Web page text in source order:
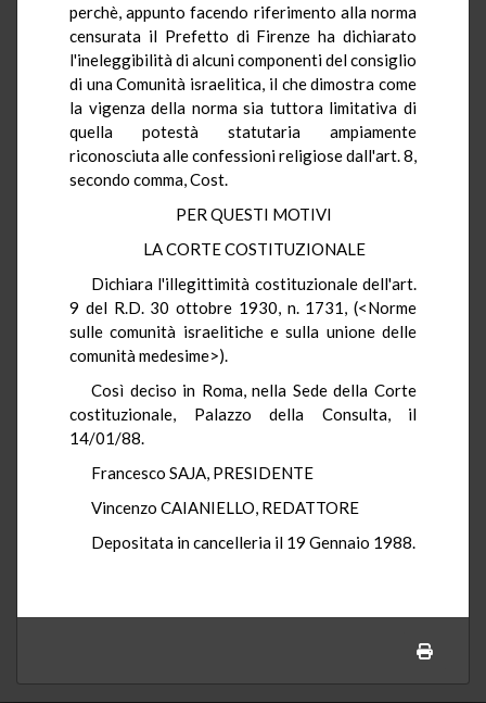
perchè, appunto facendo riferimento alla norma
censurata il Prefetto di Firenze ha dichiarato
l'ineleggibilità di alcuni componenti del consiglio
di una Comunità israelitica, il che dimostra come
la vigenza della norma sia tuttora limitativa di
quella potestà statutaria ampiamente
riconosciuta alle confessioni religiose dall'art. 8,
secondo comma, Cost.
PER QUESTI MOTIVI
LA CORTE COSTITUZIONALE
Dichiara l'illegittimità costituzionale dell'art.
9 del R.D. 30 ottobre 1930, n. 1731, (<Norme
sulle comunità israelitiche e sulla unione delle
comunità medesime>).
Così deciso in Roma, nella Sede della Corte
costituzionale, Palazzo della Consulta, il
14/01/88.
Francesco SAJA, PRESIDENTE
Vincenzo CAIANIELLO, REDATTORE
Depositata in cancelleria il 19 Gennaio 1988.